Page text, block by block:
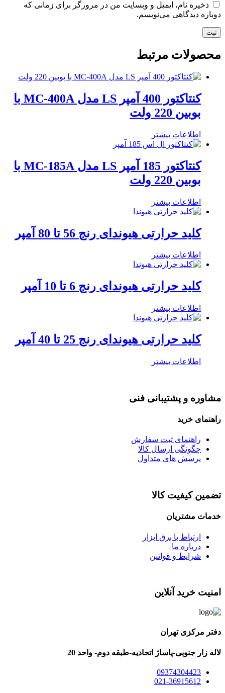
ذخیره نام، ایمیل و وبسایت من در مرورگر برای زمانی که
دوباره دیدگاهی می‌نویسم.
محصولات مرتبط
کنتاکتور 400 آمپر LS مدل MC-400A با
بوبین 220 ولت
اطلاعات بیشتر
کنتاکتور 185 آمپر LS مدل MC-185A با
بوبین 220 ولت
اطلاعات بیشتر
کلید حرارتی هیوندای رنج 56 تا 80 آمپر
اطلاعات بیشتر
کلید حرارتی هیوندای رنج 6 تا 10 آمپر
اطلاعات بیشتر
کلید حرارتی هیوندای رنج 25 تا 40 آمپر
اطلاعات بیشتر
مشاوره و پشتیبانی فنی
راهنمای خرید
راهنمای ثبت سفارش
چگونگی ارسال کالا
پرسش های متداول
تضمین کیفیت کالا
خدمات مشتریان
ارتباط با برق ابزار
درباره ما
شرایط و قوانین
امنیت خرید آنلاین
دفتر مرکزی تهران
لاله زار جنوبی-پاساژ اتحادیه-طبقه دوم- واحد 20
09374304423
021-36915612